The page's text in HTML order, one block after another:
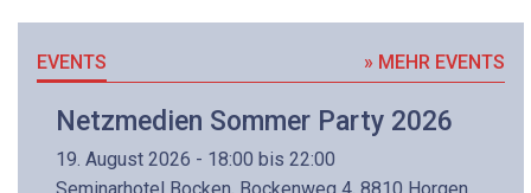
EVENTS » MEHR EVENTS
Netzmedien Sommer Party 2026
19. August 2026 - 18:00 bis 22:00